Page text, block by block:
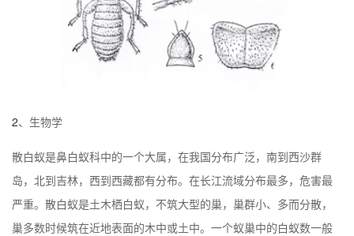
2、生物学
散白蚁是鼻白蚁科中的一个大属，在我国分布广泛，南到西沙群
岛，北到吉林，西到西藏都有分布。在长江流域分布最多，危害最
严重。散白蚁是土木栖白蚁，不筑大型的巢，巢群小、多而分散，
巢多数时候筑在近地表面的木中或土中。一个蚁巢中的白蚁数一般